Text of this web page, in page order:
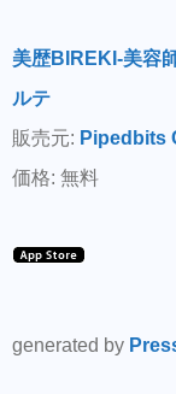
美歴BIREKI-美容
ルテ
販売元: Pipedbits
価格: 無料
generated by